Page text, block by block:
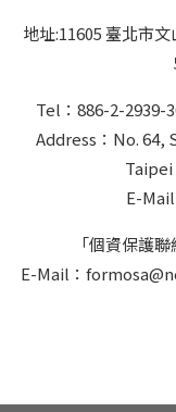
地址:11605 臺北市
Tel：886-2-2939-
Address：No. 64,
Taipei
E-
「個資保護
E-Mail：